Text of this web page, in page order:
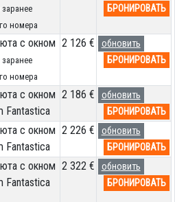
заранее
номера
БРОНИРОВАТЬ
с окном
заранее
номера
2 126 €
обновить
БРОНИРОВАТЬ
с окном
Fantastica
2 186 €
обновить
БРОНИРОВАТЬ
с окном
Fantastica
2 226 €
обновить
БРОНИРОВАТЬ
с окном
Fantastica
2 322 €
обновить
БРОНИРОВАТЬ